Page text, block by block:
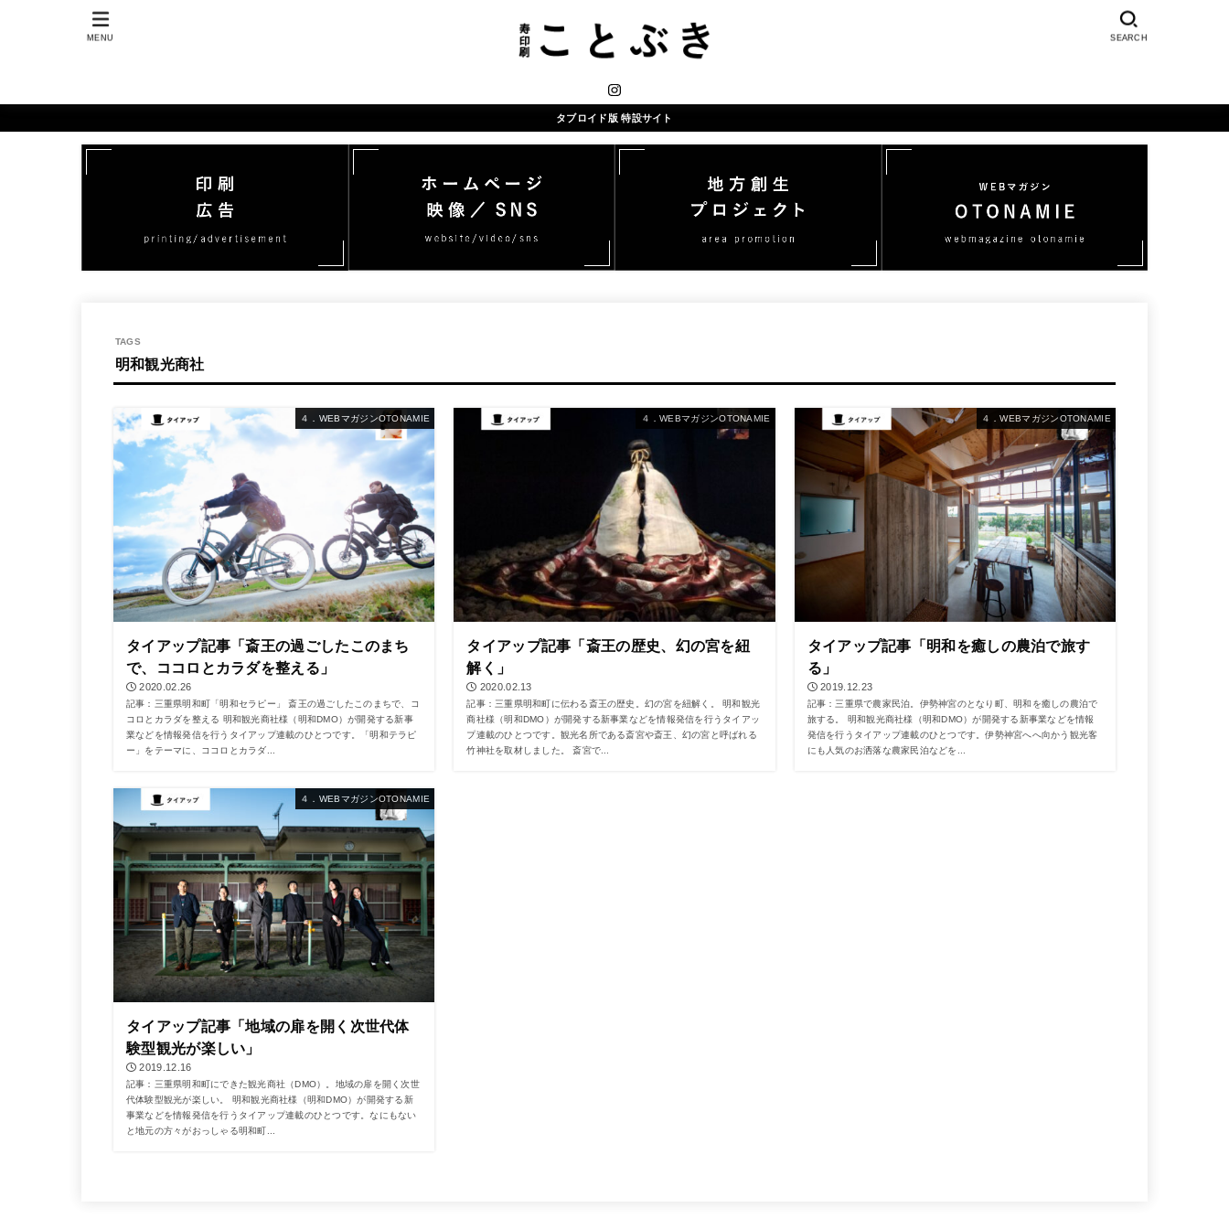
SEARCH
MENU
タブロイド版 特設サイト
明和観光商社
４．WEBマガジンOTONAMIE
タイアップ記事「斎王の過ごしたこのまち
で、ココロとカラダを整える」
2020.02.26
記事：三重県明和町「明和セラピー」 斎王の過ごしたこのまちで、コ
コロとカラダを整える 明和観光商社様（明和DMO）が開発する新事
業などを情報発信を行うタイアップ連載のひとつです。「明和テラピ
ー」をテーマに、ココロとカラダ...
４．WEBマガジンOTONAMIE
タイアップ記事「斎王の歴史、幻の宮を紐
解く」
2020.02.13
記事：三重県明和町に伝わる斎王の歴史。幻の宮を紐解く。 明和観光
商社様（明和DMO）が開発する新事業などを情報発信を行うタイアッ
プ連載のひとつです。観光名所である斎宮や斎王、幻の宮と呼ばれる
竹神社を取材しました。 斎宮で...
４．WEBマガジンOTONAMIE
タイアップ記事「明和を癒しの農泊で旅す
る」
2019.12.23
記事：三重県で農家民泊。伊勢神宮のとなり町、明和を癒しの農泊で
旅する。 明和観光商社様（明和DMO）が開発する新事業などを情報
発信を行うタイアップ連載のひとつです。伊勢神宮へへ向かう観光客
にも人気のお洒落な農家民泊などを...
４．WEBマガジンOTONAMIE
タイアップ記事「地域の扉を開く次世代体
験型観光が楽しい」
2019.12.16
記事：三重県明和町にできた観光商社（DMO）。地域の扉を開く次世
代体験型観光が楽しい。 明和観光商社様（明和DMO）が開発する新
事業などを情報発信を行うタイアップ連載のひとつです。なにもない
と地元の方々がおっしゃる明和町...